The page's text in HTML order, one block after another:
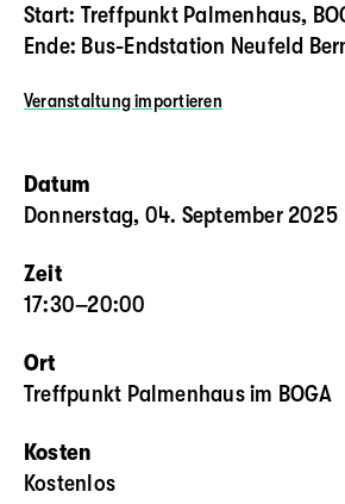
Start: Treffpunkt Palmenhaus,
Ende: Bus-Endstation Neufeld
Veranstaltungimportieren
Datum
Donnerstag, 04. September 2025
Zeit
17:30–20:00
Ort
Treffpunkt Palmenhaus im BOGA
Kosten
Kostenlos